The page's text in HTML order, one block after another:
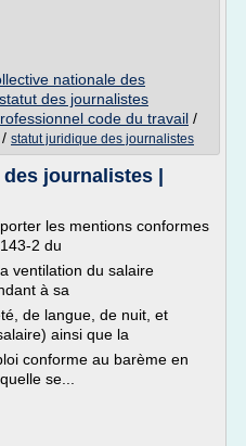
nationale des
statut des journalistes
code du travail /
/ statut juridique des journalistes
journalistes |
les mentions conformes
2 du
ventilation du salaire
à sa
de langue, de nuit, et
ainsi que la
conforme au barème en
se...